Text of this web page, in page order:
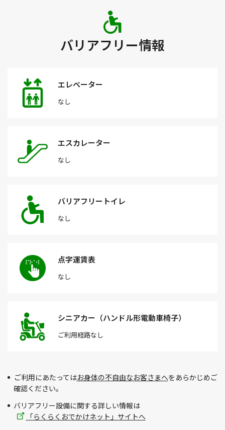
バリアフリー情報
エレベーター
なし
エスカレーター
なし
バリアフリートイレ
なし
点字運賃表
なし
シニアカー（ハンドル形電動車椅子）
ご利用経路なし
ご利用にあたってはお身体の不自由なお客さまへをあらかじめご
確認ください。
バリアフリー設備に関する詳しい情報は
「らくらくおでかけネット」サイトへ